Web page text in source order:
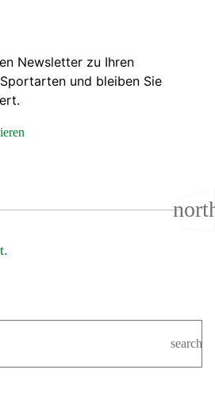
Newsletter zu Ihren
und bleiben Sie
search